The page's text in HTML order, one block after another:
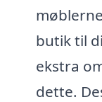
butik til
ekstra
dette.